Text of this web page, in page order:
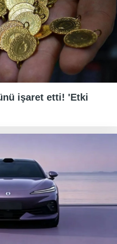
işaret etti! 'Etki